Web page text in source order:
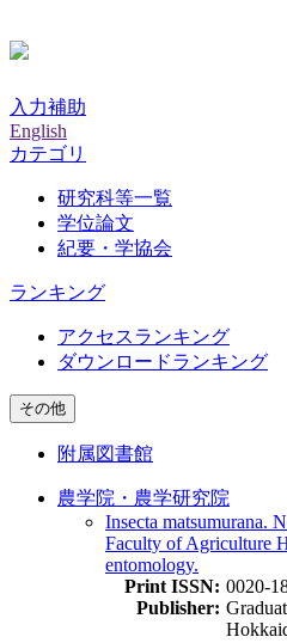
入力補助
English
カテゴリ
研究科等一覧
学位論文
紀要・学協会
ランキング
アクセスランキング
ダウンロードランキング
その他
附属図書館
農学院・農学研究院
Insecta matsumurana.
Faculty of Agriculture
entomology.
Print ISSN: 0020-
Publisher: